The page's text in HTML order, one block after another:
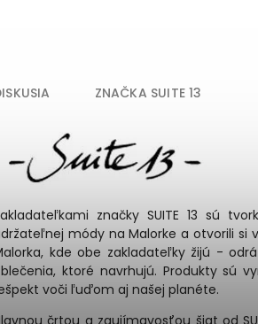
ZNAČKA SUITE 13
značky SUITE 13 sú
módy na Malorke a otvorili
kde obe zakladateľky žijú -
ktoré navrhujú. Produkty sú
voči ľuďom aj našej planéte.